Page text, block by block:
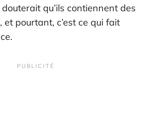
qu’ils contiennent des
, et pourtant, c’est ce qui fait